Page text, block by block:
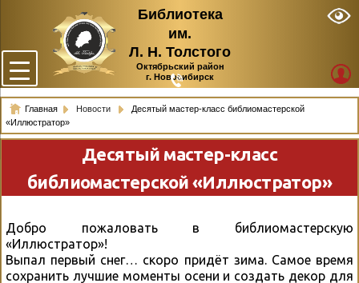
Библиотека
им.
Л. Н. Толстого
Октябрьский район
г. Новосибирск
Главная Новости
Десятый мастер-класс библиомастерской
«Иллюстратор»
Десятый мастер-класс
библиомастерской «Иллюстратор»
Добро пожаловать в библиомастерскую
«Иллюстратор»!
Выпал первый снег… скоро придёт зима. Самое время
сохранить лучшие моменты осени и создать декор для